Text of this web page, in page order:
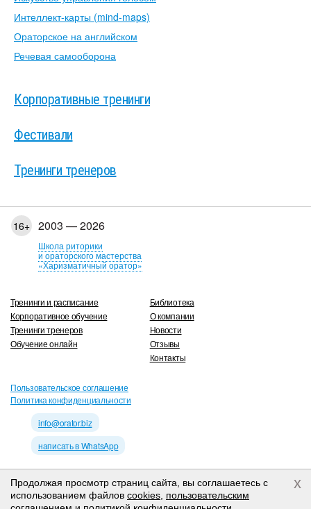
Интеллект-карты (mind-maps)
Ораторское на английском
Речевая самооборона
Корпоративные тренинги
Фестивали
Тренинги тренеров
16+ 2003 — 2026
Школа риторики
и ораторского мастерства
«Харизматичный оратор»
Тренинги и расписание
Корпоративное обучение
Тренинги тренеров
Обучение онлайн
Библиотека
О компании
Новости
Отзывы
Контакты
Пользовательское соглашение
Политика конфиденциальности
info@orator.biz
написать в WhatsApp
Продолжая просмотр страниц сайта, вы соглашаетесь с
использованием файлов cookies пользовательским
x